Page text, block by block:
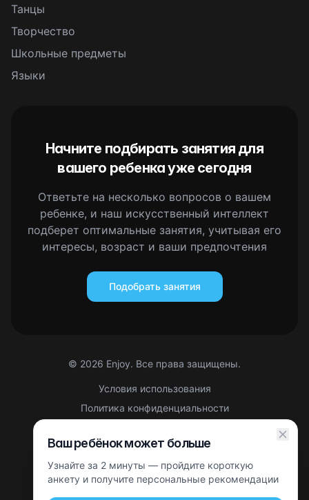
Танцы
Творчество
Школьные предметы
Языки
Начните подбирать занятия для
вашего ребенка уже сегодня
Ответьте на несколько вопросов о вашем
ребенке, и наш искусственный интеллект
подберет оптимальные занятия, учитывая его
интересы, возраст и ваши предпочтения
Подобрать занятия
© 2026 Enjoy. Все права защищены.
Условия использования
Политика конфиденциальности
Партнерская оферта
Этот сайт защищен reCAPTCHA. Применяются Политика
конфиденциальности и Условия использования Google.
Ваш ребёнок может больше
Узнайте за 2 минуты — пройдите короткую
анкету и получите персональные рекомендации